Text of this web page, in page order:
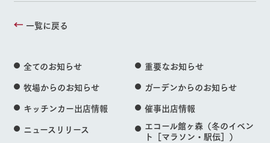
一覧に戻る
全てのお知らせ
重要なお知らせ
牧場からのお知らせ
ガーデンからのお知らせ
キッチンカー出店情報
催事出店情報
ニュースリリース
エコール館ヶ森（冬のイベン
ト［マラソン・駅伝］）